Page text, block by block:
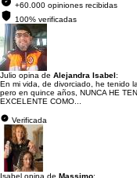
+60.000 opiniones recibidas
100% verificadas
Julio opina de Alejandra Isabel:
En mi vida, de divorciado, he tenido
pero en quince años, NUNCA HE
EXCELENTE COMO...
Verificada
Isabel opina de Massimo: